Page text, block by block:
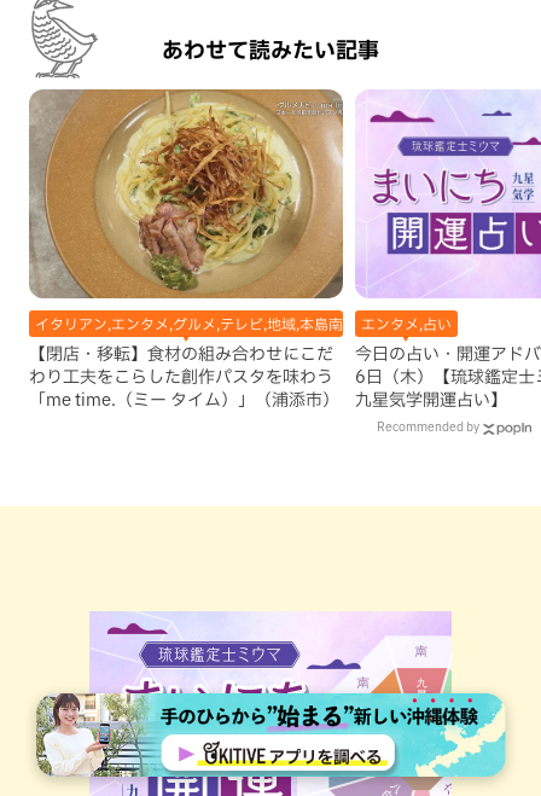
あわせて読みたい記事
イタリアン,エンタメ,グルメ,テレビ,地域,本島南部,浦添市
【閉店・移転】食材の組み合わせにこだ
わり工夫をこらした創作パスタを味わう
「me time.（ミー タイム）」（浦添市）
エンタメ,占い
今日の占い・開運アド
6日（木）【琉球鑑定士
九星気学開運占い】
Recommended by